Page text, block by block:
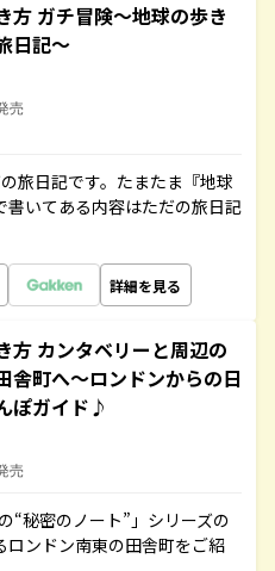
方 ガチ冒険～地球の歩き
日記～
売
旅日記です。たまたま『地球
いてある内容はただの旅日記
詳細を見る
方 カンタベリーと周辺の
舎町へ～ロンドンからの日
ぽガイド♪
売
“秘密のノート”」シリーズの
ンドン南東の田舎町をご紹